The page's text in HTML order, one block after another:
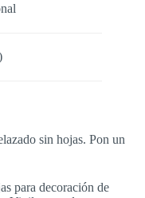
sin hojas. Pon un
para decoración de